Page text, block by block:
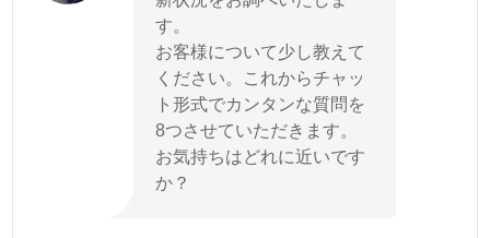
す。
お客様について少し教えて
ください。これからチャッ
ト形式でカンタンな質問を
8つさせていただきます。
お気持ちはどれに近いです
か？